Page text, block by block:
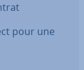
pour une